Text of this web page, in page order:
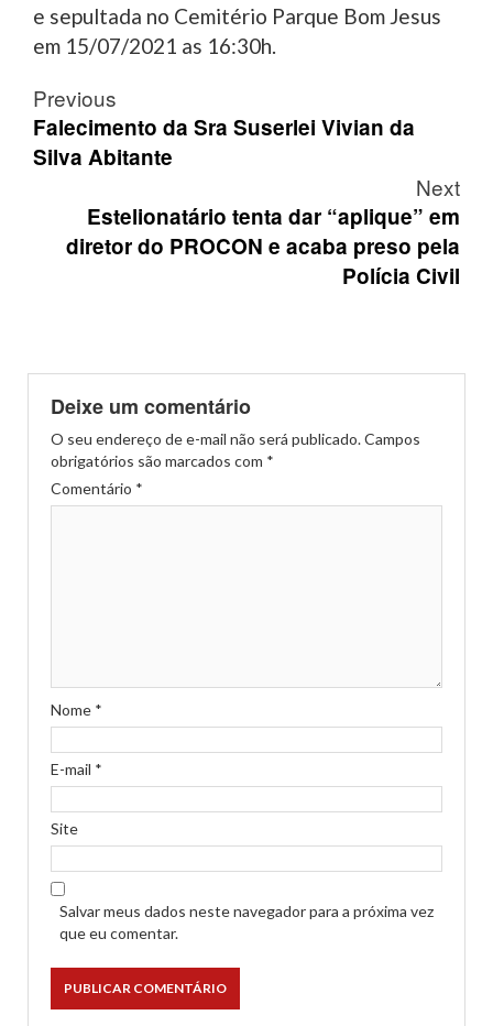
e sepultada no Cemitério Parque Bom Jesus
em 15/07/2021 as 16:30h.
Post
navigation
Previous
Falecimento da Sra Suserlei Vivian da
Silva Abitante
Next
Estelionatário tenta dar “aplique” em
diretor do PROCON e acaba preso pela
Polícia Civil
Deixe um comentário
O seu endereço de e-mail não será publicado.Campos
obrigatórios são marcados com *
Comentário *
Nome *
E-mail *
Site
Salvar meus dados neste navegador para a próxima vez
que eu comentar.